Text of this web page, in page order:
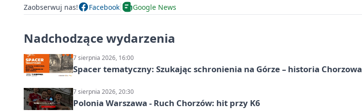
Zaobserwuj nas! Facebook Google News
Nadchodzące wydarzenia
7 sierpnia 2026, 16:00
Spacer tematyczny: Szukając schronienia na Górze – historia Chorzowa
7 sierpnia 2026, 20:30
Polonia Warszawa - Ruch Chorzów: hit przy K6